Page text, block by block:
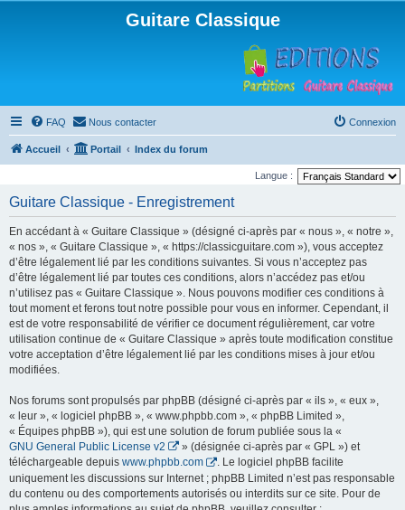
Guitare Classique
FAQ Nous contacter Connexion
Accueil Portail Index du forum
Langue :
Guitare Classique - Enregistrement
En accédant à « Guitare Classique » (désigné ci-après par « nous », « notre »,
« nos », « Guitare Classique », « https://classicguitare.com »), vous acceptez
d’être légalement lié par les conditions suivantes. Si vous n’acceptez pas
d’être légalement lié par toutes ces conditions, alors n’accédez pas et/ou
n’utilisez pas « Guitare Classique ». Nous pouvons modifier ces conditions à
tout moment et ferons tout notre possible pour vous en informer. Cependant, il
est de votre responsabilité de vérifier ce document régulièrement, car votre
utilisation continue de « Guitare Classique » après toute modification constitue
votre acceptation d’être légalement lié par les conditions mises à jour et/ou
modifiées.
Nos forums sont propulsés par phpBB (désigné ci-après par « ils », « eux »,
« leur », « logiciel phpBB », « www.phpbb.com », « phpBB Limited »,
« Équipes phpBB »), qui est une solution de forum publiée sous la «
GNU General Public License v2
» (désignée ci-après par « GPL ») et
téléchargeable depuis www.phpbb.com
. Le logiciel phpBB facilite
uniquement les discussions sur Internet ; phpBB Limited n’est pas responsable
du contenu ou des comportements autorisés ou interdits sur ce site. Pour de